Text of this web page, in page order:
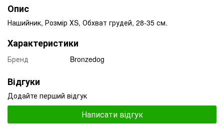
Опис
Нашийник, Розмір ХS, Обхват грудей, 28-35 см.
Характеристики
Бренд Bronzedog
Відгуки
Додайте перший відгук
Написати відгук